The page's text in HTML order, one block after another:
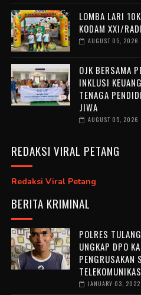
LOMBA LARI
KODAM XXI/
AUGUST 05, 2026
OJK BERSAMA
INKLUSI
TENAGA
JIWA
AUGUST 05, 2026
REDAKSI VIRAL PETANG
Redaksi Viral Petang
BERITA KRIMINAL
POLRES
UNGKAP DPO
PENGRUSAKAN
JANUARY 03, 2022